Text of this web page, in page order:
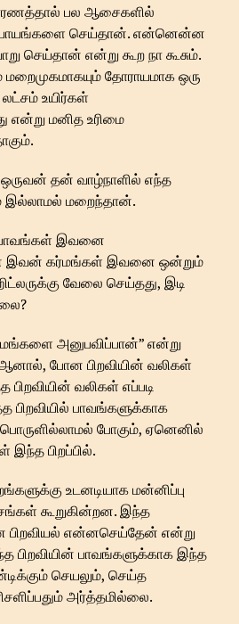
பல ஆசைகளில்
செய்தான். என்னென்ன
செய்தான் என்று கூற நா கூசும்.
மறைமுகமாகயும் தோராயமாக ஒரு
லட்சம் உயிர்கள்
என்று மனித உரிமை
தன் வாழ்நாளில் எந்த
இல்லாமல் மறைந்தான்.
இவனை
இவன் கர்மங்கள் இவனை ஒன்றும்
வேலை செய்தது, இடி
அனுபவிப்பான்” என்று
போன பிறவியின் வலிகள்
பிறவியின் வலிகள் எப்படி
பிறவியில் பாவங்களுக்காக
போகும், ஏனெனில்
பிறப்பில்.
உடனடியாக மன்னிப்பு
கூறுகின்றன. இந்த
பிறவியல் என்னசெய்தேன் என்று
பிறவியின் பாவங்களுக்காக இந்த
செயலும், செய்த
அர்த்தமில்லை.